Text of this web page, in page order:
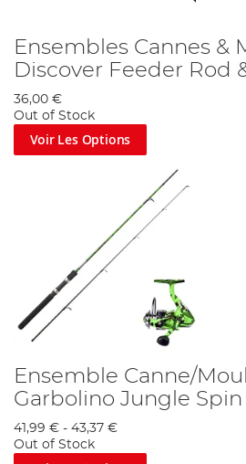
Ensembles Cannes &
Discover Feeder Rod
36,00 €
Out of Stock
Voir Les Options
Ensemble Canne/
Garbolino Jungle Spin
41,99 € - 43,37 €
Out of Stock